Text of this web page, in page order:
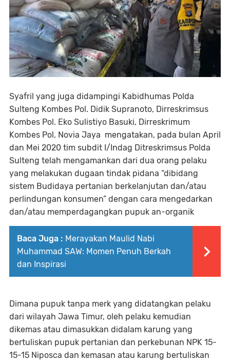
Syafril yang juga didampingi Kabidhumas Polda
Sulteng Kombes Pol. Didik Supranoto, Dirreskrimsus
Kombes Pol. Eko Sulistiyo Basuki, Dirreskrimum
Kombes Pol. Novia Jaya mengatakan, pada bulan April
dan Mei 2020 tim subdit I/Indag Ditreskrimsus Polda
Sulteng telah mengamankan dari dua orang pelaku
yang melakukan dugaan tindak pidana “dibidang
sistem Budidaya pertanian berkelanjutan dan/atau
perlindungan konsumen” dengan cara mengedarkan
dan/atau memperdagangkan pupuk an-organik
Baca Juga : Merayakan Maulid Nabi
Muhammad SAW: Momen Penuh Berkah
dan Inspirasi
Dimana pupuk tanpa merk yang didatangkan pelaku
dari wilayah Jawa Timur, oleh pelaku kemudian
dikemas atau dimasukkan didalam karung yang
bertuliskan pupuk pertanian dan perkebunan NPK 15-
15-15 Niposca dan kemasan atau karung bertuliskan